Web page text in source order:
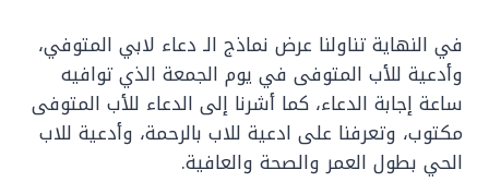
في النهاية تناولنا عرض نماذج الـ دعاء لابي المتوفي،
وأدعية للأب المتوفى في يوم الجمعة الذي توافيه
ساعة إجابة الدعاء، كما أشرنا إلى الدعاء للأب المتوفى
مكتوب، وتعرفنا على ادعية للاب بالرحمة، وأدعية للاب
الحي بطول العمر والصحة والعافية.